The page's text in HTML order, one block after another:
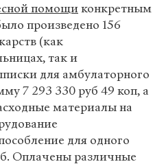
помощиконкретным
произведено 156
(как
так и
для амбулаторного
7 293 330 руб 49 коп, а
материалы на
для одного
Оплачены различные